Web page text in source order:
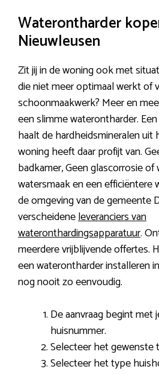
Waterontharder
Nieuwleusen
Zit jij in de woning ook met
die niet meer optimaal werkt of
schoonmaakwerk? Meer en
een slimme waterontharder.
haalt de hardheidsmineralen uit
woning heeft daar profijt van.
badkamer, Geen glascorrosie
watersmaak en een efficiëntere
de omgeving van de gemeente
verscheideneleveranciers van
wateronthardingsapparatuur.
meerdere vrijblijvende offertes.
een waterontharder installeren
nog nooit zo eenvoudig.
De aanvraag begint
huisnummer.
Selecteer het gewenste
Selecteer het type